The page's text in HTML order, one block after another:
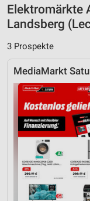
Elektromärkte
Landsberg
3 Prospekte
MediaMarkt
Performance